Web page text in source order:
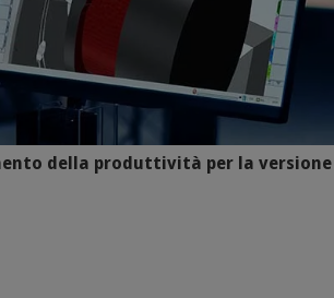
della produttività per la versione